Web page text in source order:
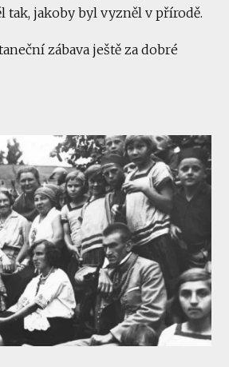
tak, jakoby byl vyzněl v přírodě.
zábava ještě za dobré